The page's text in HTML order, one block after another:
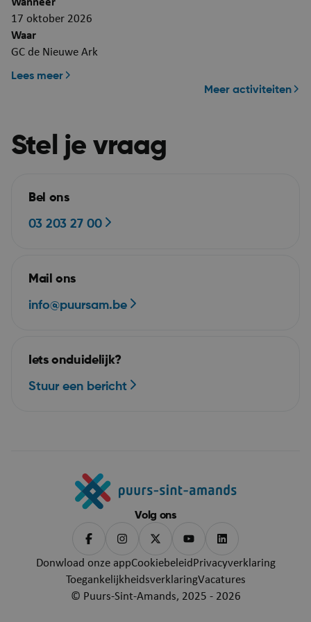
17 oktober 2026
Waar
GC de Nieuwe Ark
Lees meer
Meer activiteiten
Stel je vraag
Bel ons
03 203 27 00
Mail ons
info@puursam.be
Iets onduidelijk?
Stuur een bericht
Volg ons
Donwload onze appCookiebeleid Privacyverklaring
ToegankelijkheidsverklaringVacatures
© Puurs-Sint-Amands, 2025 - 2026
amands.be
Google Privacy Policy